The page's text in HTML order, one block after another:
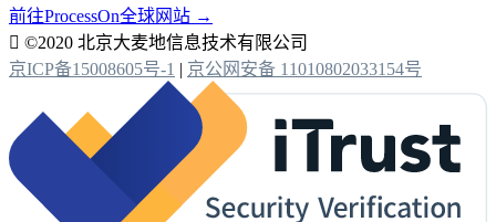
前往ProcessOn全球网站 →
 ©2020 北京大麦地信息技术有限公司
京ICP备15008605号-1 | 京公网安备 11010802033154号